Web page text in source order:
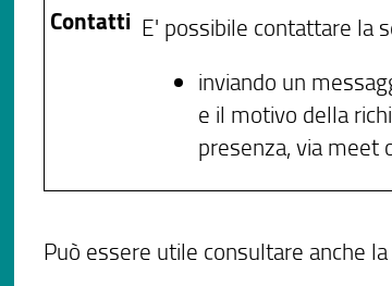
Contatti E' possibile contattare la
inviando un
e il motivo della
presenza, via meet
Può essere utile consultare anche